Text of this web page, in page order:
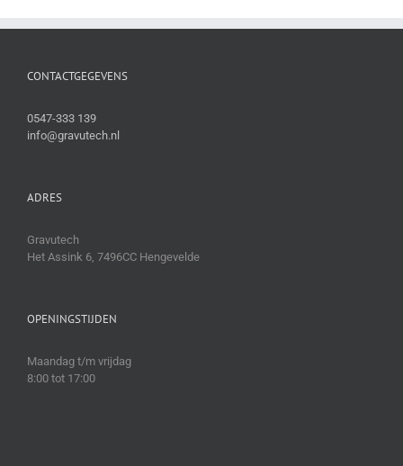
CONTACTGEGEVENS
0547-333 139
info@gravutech.nl
ADRES
Gravutech
Het Assink 6, 7496CC Hengevelde
OPENINGSTIJDEN
Maandag t/m vrijdag
8:00 tot 17:00